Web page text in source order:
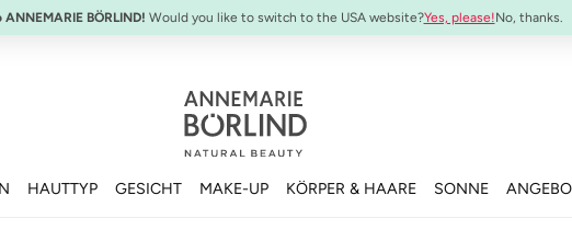
BÖRLIND! Would you like to switch to the USA website?Yes, please!No, thanks.
HAUTTYP GESICHT MAKE-UP KÖRPER & HAARE SONNE